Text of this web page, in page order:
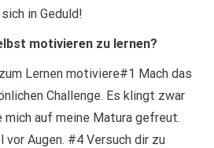
in Geduld!
motivieren zu lernen?
Lernen motiviere#1 Mach das
Challenge. Es klingt zwar
mich auf meine Matura gefreut.
vor Augen. #4 Versuch dir zu